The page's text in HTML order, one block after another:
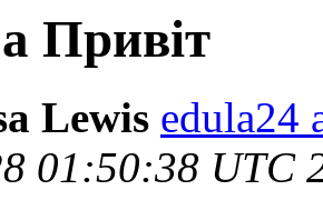
Привіт
Lewis edula24
01:50:38 UTC